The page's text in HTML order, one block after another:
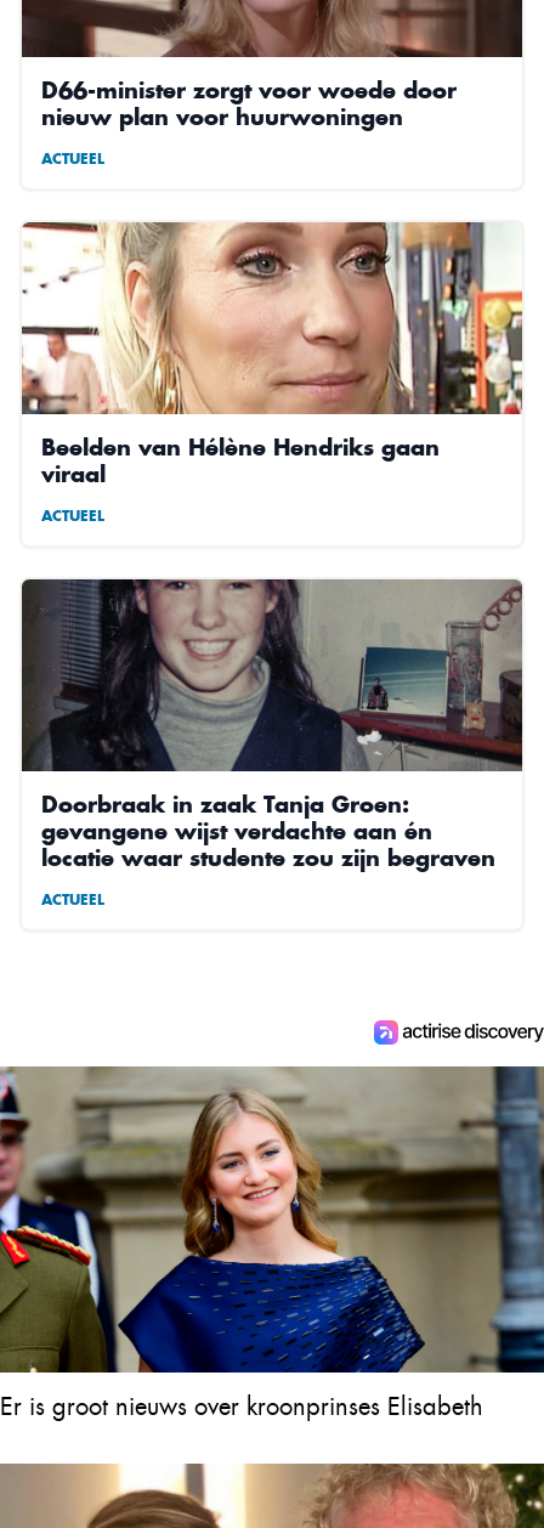
D66-minister zorgt voor woede door
nieuw plan voor huurwoningen
ACTUEEL
Beelden van Hélène Hendriks gaan
viraal
ACTUEEL
Doorbraak in zaak Tanja Groen:
gevangene wijst verdachte aan én
locatie waar studente zou zijn begraven
ACTUEEL
Er is groot nieuws over kroonprinses Elisabeth